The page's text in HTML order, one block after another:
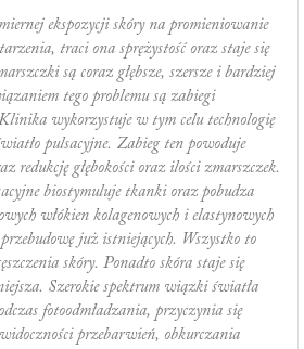
ekspozycji skóry na promieniowanie
traci ona sprężystość oraz staje się
są coraz głębsze, szersze i bardziej
tego problemu są zabiegi
wykorzystuje w tym celu technologię
pulsacyjne. Zabieg ten powoduje
redukcję głębokości oraz ilości zmarszczek.
biostymuluje tkanki oraz pobudza
włókien kolagenowych i elastynowych
już istniejących. Wszystko to
skóry. Ponadto skóra staje się
Szerokie spektrum wiązki światła
fotoodmładzania, przyczynia się
przebarwień, obkurczania